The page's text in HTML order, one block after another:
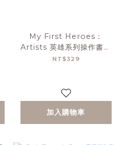
My First Heroes：
Artists 英雄系列操作書：
藝術家
NT$329
加入購物車